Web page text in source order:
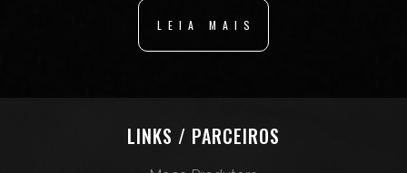
LEIA MAIS
LINKS / PARCEIROS